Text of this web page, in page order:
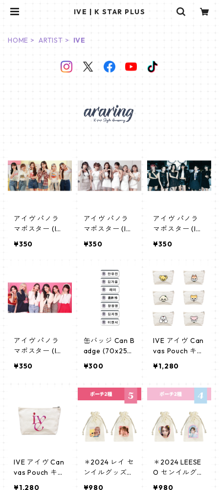
IVE | K STAR PLUS
HOME ARTIST IVE
アイヴ パノラ
マポスター (IV
*330mm 【IVE
¥350
アイヴ パノラ
マポスター (IV
*330mm 【IVE
¥350
アイヴ パノラ
マポスター (IV
*330mm 【IVE
¥350
アイヴ パノラ
マポスター (IV
*330mm 【IVE
¥350
缶バッジ Can B
adge (70x25m
ヴ】
¥300
IVE アイヴ Can
vas Pouch キャ
cpws_ive_02
¥1,280
IVE アイヴ Can
vas Pouch キャ
¥1,280
＊2024 レイ セ
ンイルグッズ
¥980
＊2024 LEESE
O センイルグッ
¥980